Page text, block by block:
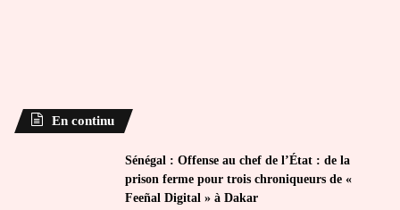
En continu
Sénégal : Offense au chef de l’État : de la
prison ferme pour trois chroniqueurs de «
Feeñal Digital » à Dakar